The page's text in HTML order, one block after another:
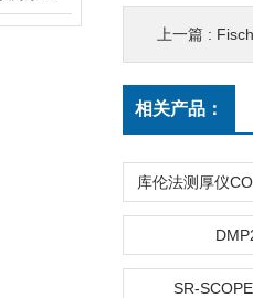
上一篇 :
相关产品：
SR-